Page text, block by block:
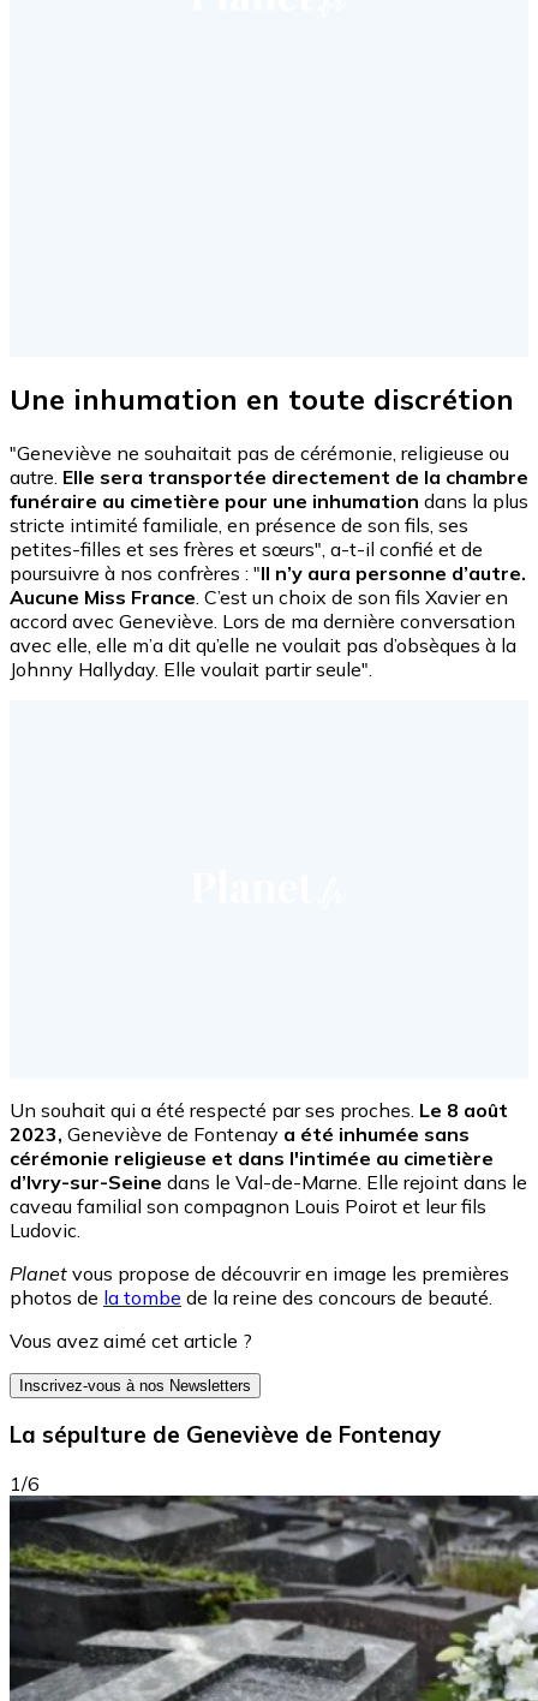
Une inhumation en toute discrétion
"Geneviève ne souhaitait pas de cérémonie, religieuse ou
autre. Elle sera transportée directement de la chambre
funéraire au cimetière pour une inhumation dans la plus
stricte intimité familiale, en présence de son fils, ses
petites-filles et ses frères et sœurs", a-t-il confié et de
poursuivre à nos confrères : "Il n’y aura personne d’autre.
Aucune Miss France . C’est un choix de son fils Xavier en
accord avec Geneviève. Lors de ma dernière conversation
avec elle, elle m’a dit qu’elle ne voulait pas d’obsèques à la
Johnny Hallyday. Elle voulait partir seule".
Un souhait qui a été respecté par ses proches. Le 8 août
2023, Geneviève de Fontenay a été inhumée sans
cérémonie religieuse et dans l'intimée au cimetière
d’Ivry-sur-Seine dans le Val-de-Marne. Elle rejoint dans le
caveau familial son compagnon Louis Poirot et leur fils
Ludovic.
Planet vous propose de découvrir en image les premières
photos de la tombe de la reine des concours de beauté.
Vous avez aimé cet article ?
Inscrivez-vous à nos Newsletters
La sépulture de Geneviève de Fontenay
1/6